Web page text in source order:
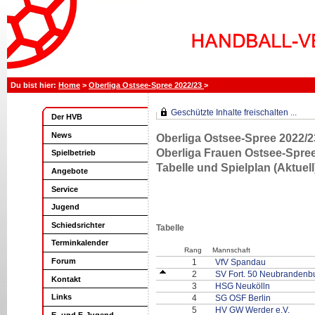
Home > Oberliga Ostsee-Spree 2022/23 >
Der HVB
News
Spielbetrieb
Angebote
Service
Jugend
Schiedsrichter
Terminkalender
Forum
Kontakt
Links
Geschützte Inhalte freischalten ...
Oberliga Ostsee-Spree 2022/
Oberliga Frauen Ostsee-
Tabelle und Spielplan
Tabelle
Rang Mannschaft
1
VfV Spandau
2
SV Fort. 50
3
HSG Neukölln
4
SG OSF Berlin
5
HV GW Werder e.V.